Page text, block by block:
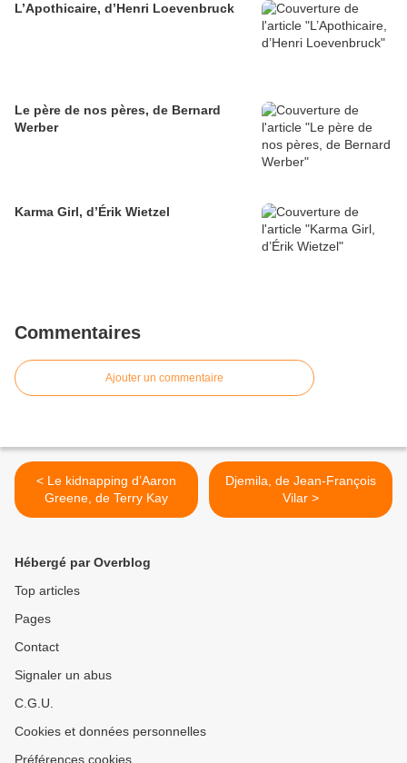
L’Apothicaire, d’Henri Loevenbruck
Le père de nos pères, de Bernard
Werber
Karma Girl, d’Érik Wietzel
Commentaires
Ajouter un commentaire
< Le kidnapping d’Aaron
Greene, de Terry Kay
Djemila, de Jean-François
Vilar >
Hébergé par Overblog
Top articles
Pages
Contact
Signaler un abus
C.G.U.
Cookies et données personnelles
Préférences cookies